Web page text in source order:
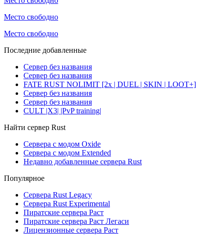
Место свободно
Место свободно
Последние добавленные
Сервер без названия
Сервер без названия
FATE RUST NOLIMIT [2x | DUEL | SKIN | LOOT+]
Сервер без названия
Сервер без названия
CULT |X3| |PvP training|
Найти сервер Rust
Сервера с модом Oxide
Сервера с модом Extended
Недавно добавленные сервера Rust
Популярное
Сервера Rust Legacy
Сервера Rust Experimental
Пиратские сервера Раст
Пиратские сервера Раст Легаси
Лицензионные сервера Раст